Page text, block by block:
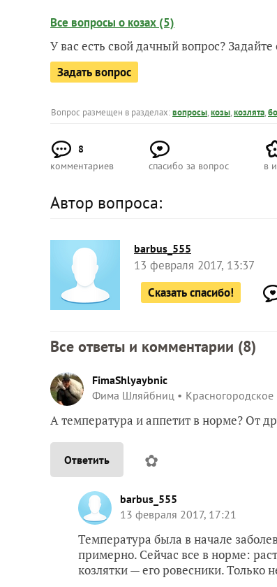
Все вопросы о козах (5)
У вас есть свой дачный вопрос?
Задать вопрос
Вопрос размещен в разделах:вопросы,козы,козлята,
8
комментариев
спасибо за вопрос в
Автор вопроса:
barbus_555
13 февраля 2017, 13:37
Сказать спасибо!
Все ответы и комментарии (8)
FimaShlyaybnic
Фима Шляйбниц
Красногородское
А температура и аппетит в норме? От
Ответить ✿
barbus_555
13 февраля 2017, 17:21
Температура была в начале
примерно. Сейчас все в норме:
козлятки — его ровесники. Только